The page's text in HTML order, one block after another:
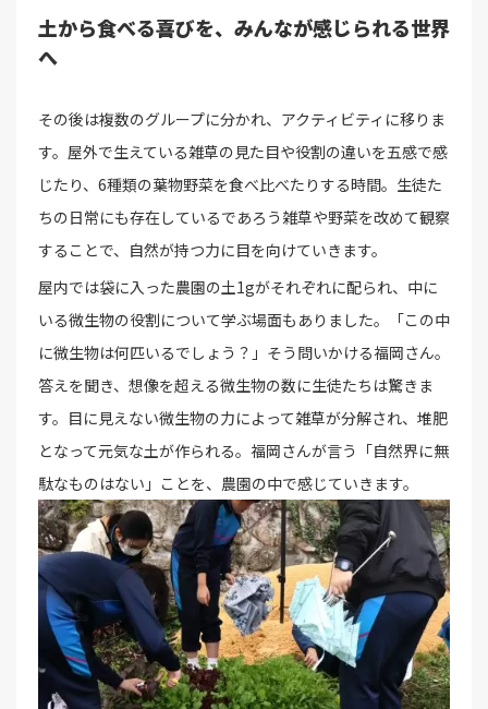
土から食べる喜びを、みんなが感じられる世界
へ
その後は複数のグループに分かれ、アクティビティに移りま
す。屋外で生えている雑草の見た目や役割の違いを五感で感
じたり、6種類の葉物野菜を食べ比べたりする時間。生徒た
ちの日常にも存在しているであろう雑草や野菜を改めて観察
することで、自然が持つ力に目を向けていきます。
屋内では袋に入った農園の土1gがそれぞれに配られ、中に
いる微生物の役割について学ぶ場面もありました。「この中
に微生物は何匹いるでしょう？」そう問いかける福岡さん。
答えを聞き、想像を超える微生物の数に生徒たちは驚きま
す。目に見えない微生物の力によって雑草が分解され、堆肥
となって元気な土が作られる。福岡さんが言う「自然界に無
駄なものはない」ことを、農園の中で感じていきます。